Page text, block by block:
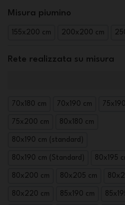
Misura piumino
155x200 cm 200x200 cm
Rete realizzata su misura
70x180 cm 70x190 cm
75x200 cm 80x180 cm
80x190 cm (standard)
80x190 cm (Standard) 80x195
80x200 cm 80x205 cm
80x220 cm 85x190 cm